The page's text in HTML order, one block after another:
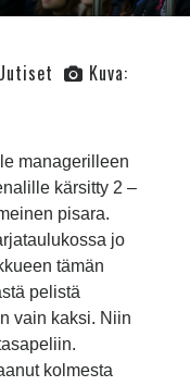
Kuva:
managerilleen
kärsitty 2 –
pisara.
jo
tämän
pelistä
vain kaksi. Niin
kolmesta